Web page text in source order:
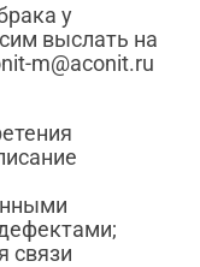
у
выслать на
m@aconit.ru
связи